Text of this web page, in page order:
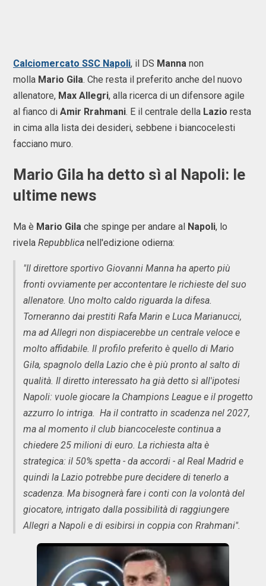
Calciomercato SSC Napoli, il DS Manna non
molla Mario Gila. Che resta il preferito anche del nuovo
allenatore, Max Allegri, alla ricerca di un difensore agile
al fianco di Amir Rrahmani. E il centrale della Lazio resta
in cima alla lista dei desideri, sebbene i biancocelesti
facciano muro.
Mario Gila ha detto sì al Napoli: le
ultime news
Ma è Mario Gila che spinge per andare al Napoli, lo
rivela Repubblica nell'edizione odierna:
"Il direttore sportivo Giovanni Manna ha aperto più
fronti ovviamente per accontentare le richieste del suo
allenatore. Uno molto caldo riguarda la difesa.
Torneranno dai prestiti Rafa Marin e Luca Marianucci,
ma ad Allegri non dispiacerebbe un centrale veloce e
molto affidabile. Il profilo preferito è quello di Mario
Gila, spagnolo della Lazio che è più pronto al salto di
qualità. Il diretto interessato ha già detto sì all'ipotesi
Napoli: vuole giocare la Champions League e il progetto
azzurro lo intriga. Ha il contratto in scadenza nel 2027,
ma al momento il club biancoceleste continua a
chiedere 25 milioni di euro. La richiesta alta è
strategica: il 50% spetta - da accordi - al Real Madrid e
quindi la Lazio potrebbe pure decidere di tenerlo a
scadenza. Ma bisognerà fare i conti con la volontà del
giocatore, intrigato dalla possibilità di raggiungere
Allegri a Napoli e di esibirsi in coppia con Rrahmani".